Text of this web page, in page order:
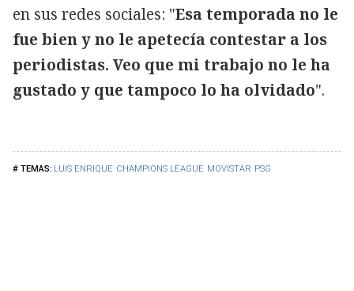
LUIS ENRIQUE CHAMPIONS LEAGUE MOVISTAR PSG
en sus redes sociales: "Esa temporada no le
fue bien y no le apetecía contestar a los
periodistas. Veo que mi trabajo no le ha
gustado y que tampoco lo ha olvidado".